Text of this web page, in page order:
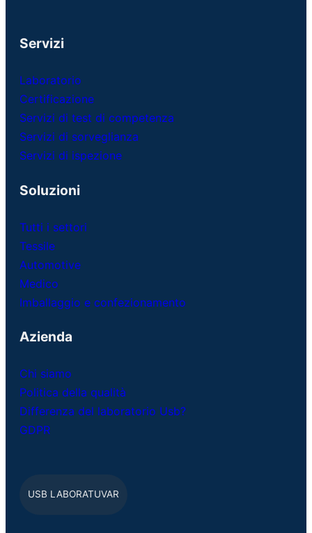
Servizi
Laboratorio
Certificazione
Servizi di test di competenza
Servizi di sorveglianza
Servizi di ispezione
Soluzioni
Tutti i settori
Tessile
Automotive
Medico
Imballaggio e confezionamento
Azienda
Chi siamo
Politica della qualità
Differenza del laboratorio Usb?
GDPR
USB LABORATUVAR